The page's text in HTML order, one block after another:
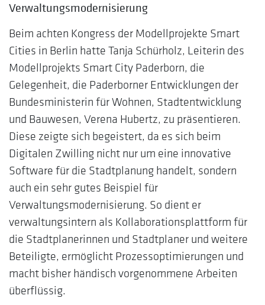
Verwaltungsmodernisierung
Beim achten Kongress der Modellprojekte Smart
Cities in Berlin hatte Tanja Schürholz, Leiterin des
Modellprojekts Smart City Paderborn, die
Gelegenheit, die Paderborner Entwicklungen der
Bundesministerin für Wohnen, Stadtentwicklung
und Bauwesen, Verena Hubertz, zu präsentieren.
Diese zeigte sich begeistert, da es sich beim
Digitalen Zwilling nicht nur um eine innovative
Software für die Stadtplanung handelt, sondern
auch ein sehr gutes Beispiel für
Verwaltungsmodernisierung. So dient er
verwaltungsintern als Kollaborationsplattform für
die Stadtplanerinnen und Stadtplaner und weitere
Beteiligte, ermöglicht Prozessoptimierungen und
macht bisher händisch vorgenommene Arbeiten
überflüssig.